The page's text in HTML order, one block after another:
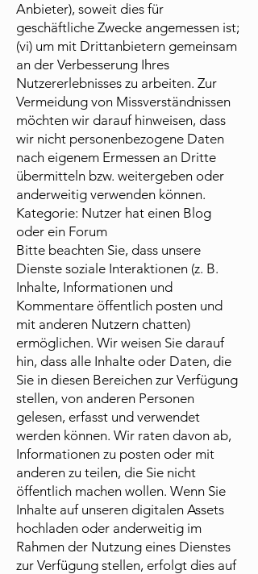
Anbieter), soweit dies für
geschäftliche Zwecke angemessen ist;
(vi) um mit Drittanbietern gemeinsam
an der Verbesserung Ihres
Nutzererlebnisses zu arbeiten. Zur
Vermeidung von Missverständnissen
möchten wir darauf hinweisen, dass
wir nicht personenbezogene Daten
nach eigenem Ermessen an Dritte
übermitteln bzw. weitergeben oder
anderweitig verwenden können.
Kategorie: Nutzer hat einen Blog
oder ein Forum
Bitte beachten Sie, dass unsere
Dienste soziale Interaktionen (z. B.
Inhalte, Informationen und
Kommentare öffentlich posten und
mit anderen Nutzern chatten)
ermöglichen. Wir weisen Sie darauf
hin, dass alle Inhalte oder Daten, die
Sie in diesen Bereichen zur Verfügung
stellen, von anderen Personen
gelesen, erfasst und verwendet
werden können. Wir raten davon ab,
Informationen zu posten oder mit
anderen zu teilen, die Sie nicht
öffentlich machen wollen. Wenn Sie
Inhalte auf unseren digitalen Assets
hochladen oder anderweitig im
Rahmen der Nutzung eines Dienstes
zur Verfügung stellen, erfolgt dies auf